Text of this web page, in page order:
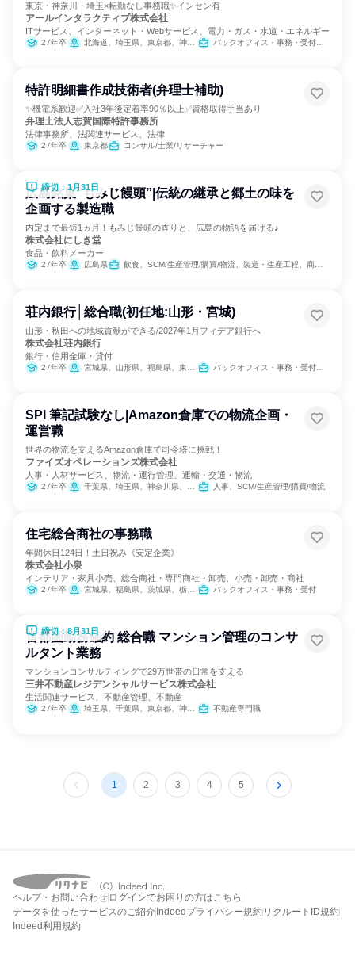
東京・神奈川・埼玉×転勤なし事務職✨インセン有
アールインタラクティブ株式会社
ITサービス、インターネット・Webサービス、電力・ガス・水道・エネルギー
27年卒 北海道、埼玉県、東京都、神奈川県、兵庫県 バックオフィス・事務・受付、カスタマーサポート/コールセンター
特許明細書作成技術者(弁理士補助)
✨機電系歓迎✅入社3年後定着率90％以上✅資格取得手当あり
弁理士法人志賀国際特許事務所
法律事務所、法関連サービス、法律
27年卒 東京都 コンサル/士業/リサーチャー
締切：1月31日
広島銘菓“もみじ饅頭”|伝統の継承と郷土の味を
企画する製造職
内定まで最短1ヵ月！もみじ饅頭の香りと、広島の物語を届ける♪
株式会社にしき堂
食品・飲料メーカー
27年卒 広島県 飲食、SCM/生産管理/購買/物流、製造・生産工程、商品企画
荘内銀行│総合職(初任地:山形・宮城)
山形・秋田への地域貢献ができる/2027年1月フィデア銀行へ
株式会社荘内銀行
銀行・信用金庫・貸付
27年卒 宮城県、山形県、福島県、東京都 バックオフィス・事務・受付、IT、営業、経営/事業企画、金融専門職、経理/税務/財務、人事、総務、法務/知財、広報/IR
SPI 筆記試験なし|Amazon倉庫での物流企画・
運営職
世界の物流を支えるAmazon倉庫で司令塔に挑戦！
ファイズオペレーションズ株式会社
人事・人材サービス、物流・運行管理、運輸・交通・物流
27年卒 千葉県、埼玉県、神奈川県、大阪府、愛知県 人事、SCM/生産管理/購買/物流
住宅総合商社の事務職
年間休日124日！土日祝み《安定企業》
株式会社小泉
インテリア・家具小売、総合商社・専門商社・卸売、小売・卸売・商社
27年卒 宮城県、福島県、茨城県、栃木県、群馬県、埼玉県、千葉県、東京都、神奈川県、山梨県、長野県、静岡県 バックオフィス・事務・受付
締切：8月31日
首都圏勤務確約 総合職 マンション管理のコンサ
ルタント業務
マンションコンサルティングで29万世帯の日常を支える
三井不動産レジデンシャルサービス株式会社
生活関連サービス、不動産管理、不動産
27年卒 埼玉県、千葉県、東京都、神奈川県 不動産専門職
1 2 3 4 5
ヘルプ・お問い合わせ ログインでお困りの方はこちら
データを使ったサービスのご紹介 Indeedプライバシー規約 リクルートID規約
Indeed利用規約